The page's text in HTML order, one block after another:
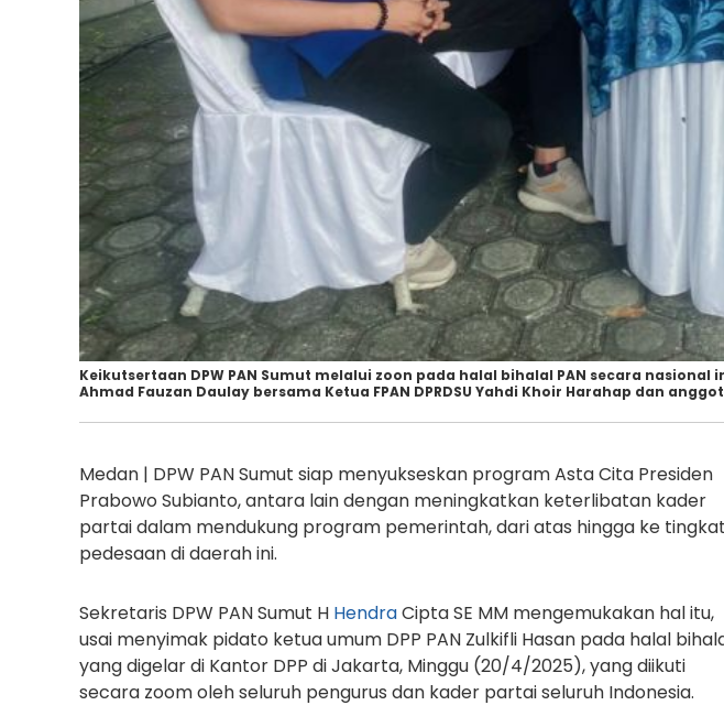
Keikutsertaan DPW PAN Sumut melalui zoon pada halal bihalal PAN secara
Ahmad Fauzan Daulay bersama Ketua FPAN DPRDSU Yahdi Khoir Harahap dan
Medan | DPW PAN Sumut siap menyukseskan program Asta Cita Presiden
Prabowo Subianto, antara lain dengan meningkatkan keterlibatan kader
partai dalam mendukung program pemerintah, dari atas hingga ke tingkat
pedesaan di daerah ini.
Sekretaris DPW PAN Sumut H HendraCipta SE MM mengemukakan hal itu,
usai menyimak pidato ketua umum DPP PAN Zulkifli Hasan pada halal
yang digelar di Kantor DPP di Jakarta, Minggu (20/4/2025), yang diikuti
secara zoom oleh seluruh pengurus dan kader partai seluruh Indonesia.